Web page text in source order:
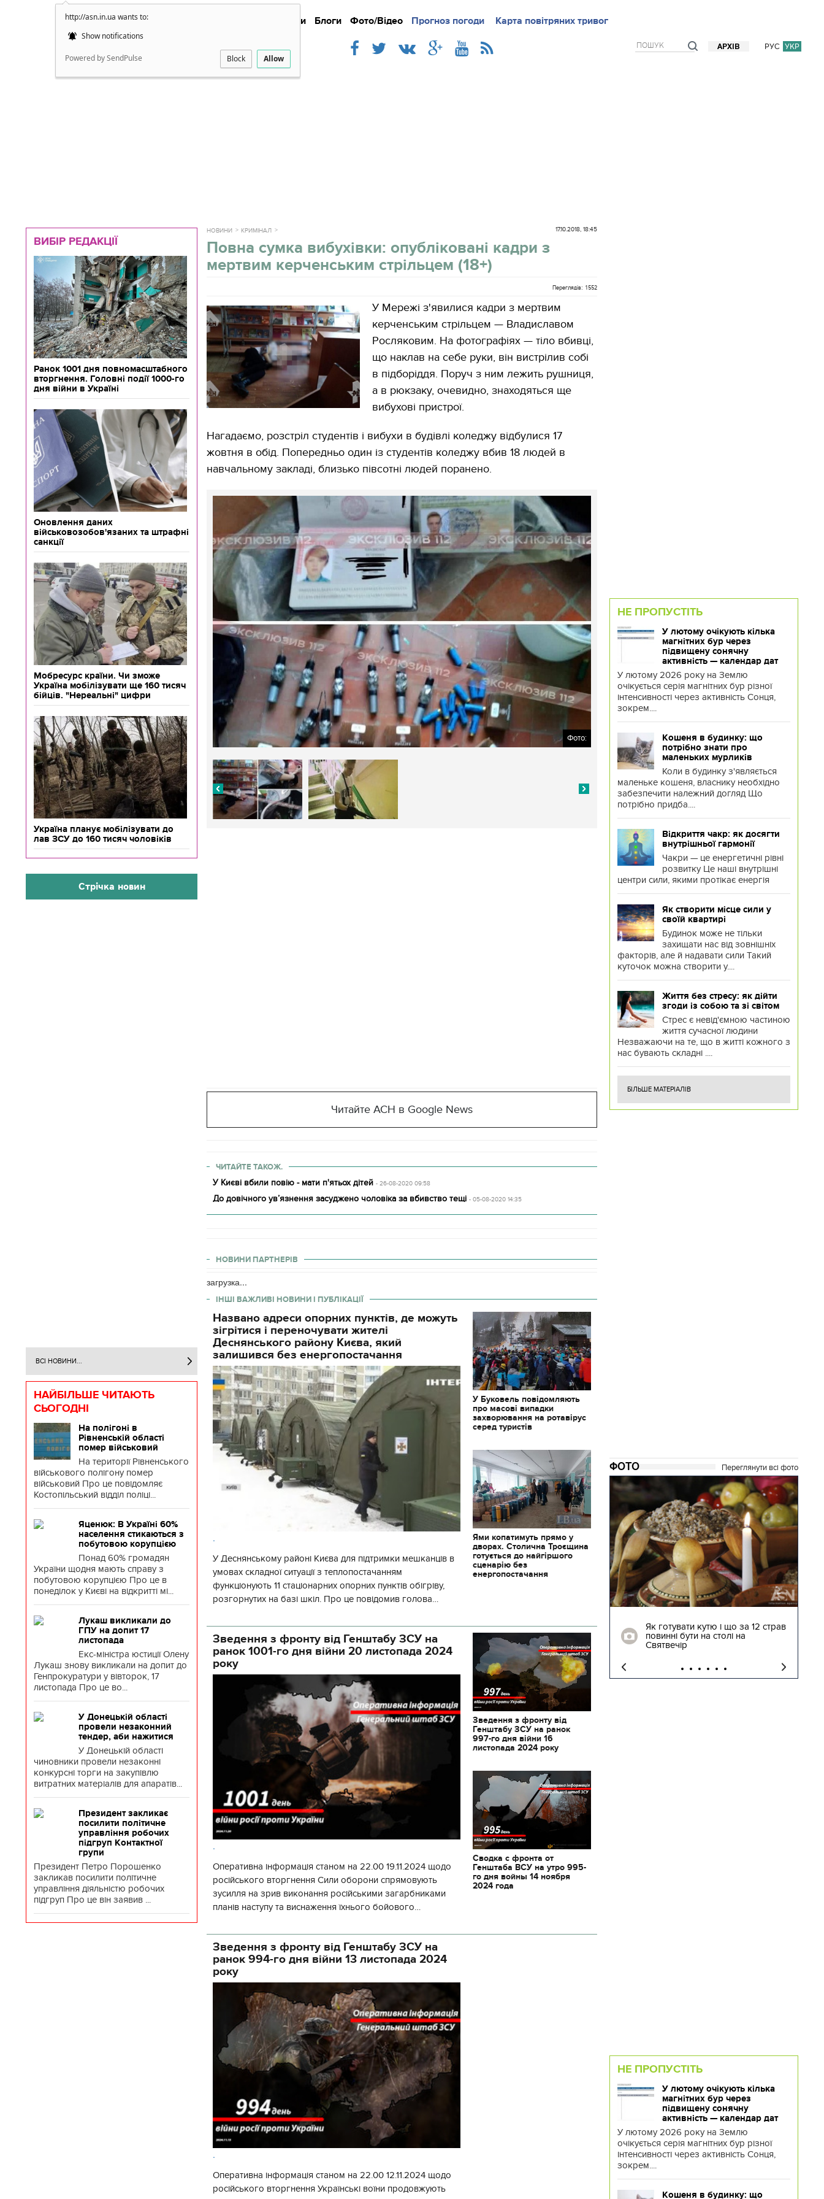
http://asn.in.ua wants to:
Show notifications
Powered by SendPulse Block Allow
Новини Блоги Фото/Відео Прогноз погоди Карта повітряних тривог
РУС УКР
АРХІВ
Докладно Новини Iнтерв`ю Блоги
ВИБІР РЕДАКЦІЇ
Ранок 1001 дня повномасштабного
вторгнення. Головні події 1000-го
дня війни в Україні
Оновлення даних
військовозобов'язаних та штрафні
санкції
Мобресурс країни. Чи зможе
Україна мобілізувати ще 160 тисяч
бійців. "Нереальні" цифри
Україна планує мобілізувати до
лав ЗСУ до 160 тисяч чоловіків
Стрічка новин
ВСІ НОВИНИ...
НАЙБІЛЬШЕ ЧИТАЮТЬ
СЬОГОДНІ
На полігоні в
Рівненській області
помер військовий
На території Рівненського
військового полігону помер
військовий Про це повідомляє
Костопільський відділ поліці...
Яценюк: В Україні 60%
населення стикаються з
побутовою корупцією
Понад 60% громадян
України щодня мають справу з
побутовою корупцією Про це в
понеділок у Києві на відкритті мі...
Лукаш викликали до
ГПУ на допит 17
листопада
Екс-міністра юстиції Олену
Лукаш знову викликали на допит до
Генпрокуратури у вівторок, 17
листопада Про це во...
У Донецькій області
провели незаконний
тендер, аби нажитися
У Донецькій області
чиновники провели незаконні
конкурсні торги на закупівлю
витратних матеріалів для апаратів...
Президент закликає
посилити політичне
управління робочих
підгруп Контактної
групи
Президент Петро Порошенко
закликав посилити політичне
управління діяльністю робочих
підгруп Про це він заявив ...
НОВИНИ КРИМІНАЛ 17.10.2018, 18:45
Повна сумка вибухівки: опубліковані кадри з
мертвим керченським стрільцем (18+)
Переглядів: 1552
У Мережі з'явилися кадри з мертвим
керченським стрільцем — Владиславом
Росляковим. На фотографіях — тіло вбивці,
що наклав на себе руки, він вистрілив собі
в підборіддя. Поруч з ним лежить рушниця,
а в рюкзаку, очевидно, знаходяться ще
вибухові пристрої.
Нагадаємо, розстріл студентів і вибухи в будівлі коледжу відбулися 17
жовтня в обід. Попередньо один із студентів коледжу вбив 18 людей в
навчальному закладі, близько півсотні людей поранено.
Фото:
Читайте АСН в Google News
ЧИТАЙТЕ ТАКОЖ.
У Києві вбили повію - мати п'ятьох дітей - 26-08-2020 09:58
До довічного ув’язнення засуджено чоловіка за вбивство тещі - 05-08-2020 14:35
НОВИНИ ПАРТНЕРІВ
загрузка...
ІНШІ ВАЖЛИВІ НОВИНИ І ПУБЛІКАЦІЇ
Названо адреси опорних пунктів, де можуть
зігрітися і переночувати жителі
Деснянського району Києва, який
залишився без енергопостачання
.
У Деснянському районі Києва для підтримки мешканців в
умовах складної ситуації з теплопостачанням
функціонують 11 стаціонарних опорних пунктів обігріву,
розгорнутих на базі шкіл. Про це повідомив голова
У Буковель повідомляють
про масові випадки
захворювання на ротавірус
серед туристів
Ями копатимуть прямо у
дворах. Столична Троєщина
готується до найгіршого
сценарію без
енергопостачання
Зведення з фронту від Генштабу ЗСУ на
ранок 1001-го дня війни 20 листопада 2024
року
.
Оперативна інформація станом на 22.00 19.11.2024 щодо
російського вторгнення Сили оборони спрямовують
зусилля на зрив виконання російськими загарбниками
планів наступу та виснаження їхнього бойового
Зведення з фронту від
Генштабу ЗСУ на ранок
997-го дня війни 16
листопада 2024 року
Сводка с фронта от
Генштаба ВСУ на утро 995-
го дня войны 14 ноября
2024 года
Зведення з фронту від Генштабу ЗСУ на
ранок 994-го дня війни 13 листопада 2024
року
.
Оперативна інформація станом на 22.00 12.11.2024 щодо
російського вторгнення Українські воїни продовжують
НЕ ПРОПУСТІТЬ
У лютому очікують кілька
магнітних бур через
підвищену сонячну
активність — календар дат
У лютому 2026 року на Землю
очікується серія магнітних бур різної
інтенсивності через активність Сонця,
зокрем....
Кошеня в будинку: що
потрібно знати про
маленьких мурликів
Коли в будинку з'являється
маленьке кошеня, власнику необхідно
забезпечити належний догляд Що
потрібно придба....
Відкриття чакр: як досягти
внутрішньої гармонії
Чакри — це енергетичні рівні
розвитку Це наші внутрішні
центри сили, якими протікає енергія
Як створити місце сили у
своїй квартирі
Будинок може не тільки
захищати нас від зовнішніх
факторів, але й надавати сили Такий
куточок можна створити у....
Життя без стресу: як дійти
згоди із собою та зі світом
Стрес є невід'ємною частиною
життя сучасної людини
Незважаючи на те, що в житті кожного з
нас бувають складні ....
БІЛЬШЕ МАТЕРІАЛІВ
ФОТО Переглянути всі фото
Часи Русі: як виглядають
декорації до фільму "Сторожова
застава"
Як готувати кутю і що за 12 страв
повинні бути на столі на
Святвечір
НЕ ПРОПУСТІТЬ
У лютому очікують кілька
магнітних бур через
підвищену сонячну
активність — календар дат
У лютому 2026 року на Землю
очікується серія магнітних бур різної
інтенсивності через активність Сонця,
зокрем....
Кошеня в будинку: що